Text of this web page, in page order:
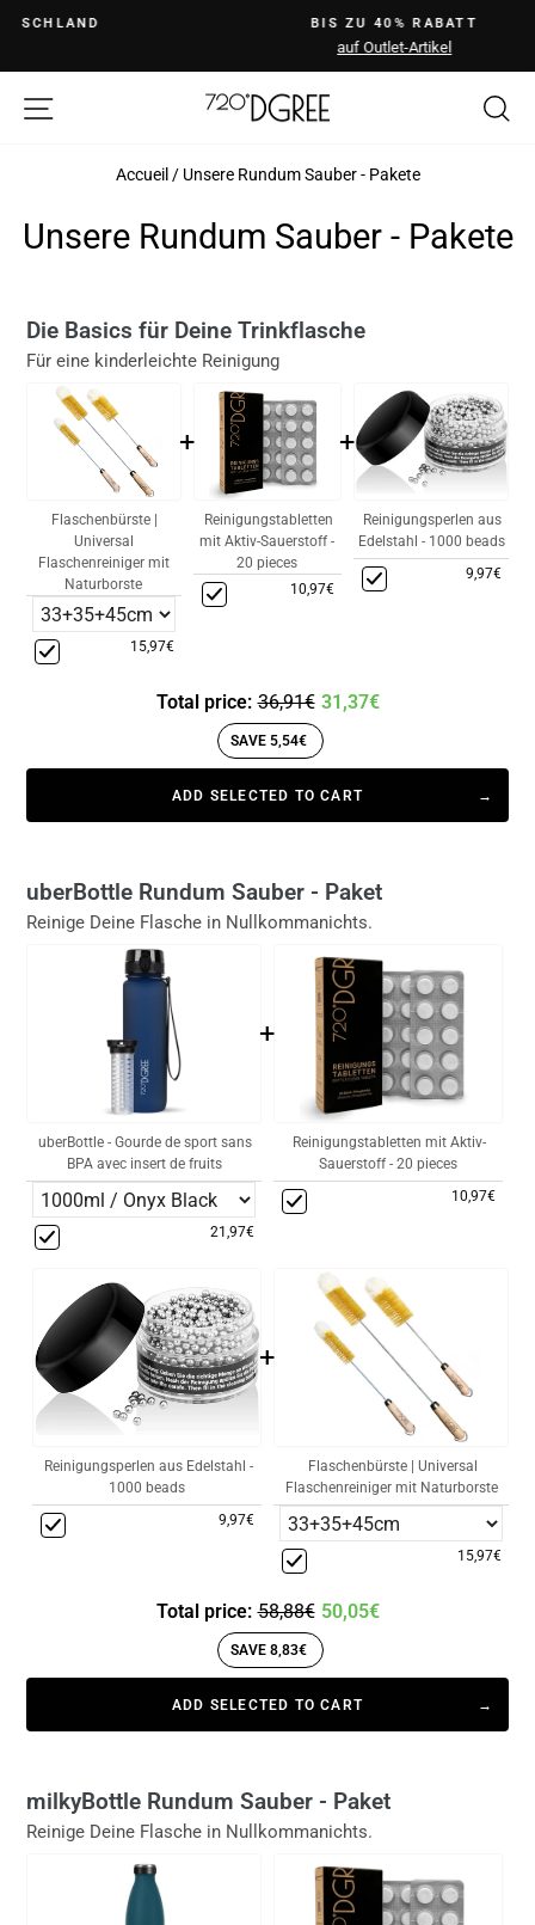
Passer
contenu
Diaporama
BIS ZU 40% RABATT
Accueil / Unsere Rundum Sauber - Pakete
Unsere Rundum Sauber - Pakete
Die Basics für Deine Trinkflasche
Für eine kinderleichte Reinigung
Flaschenbürste |
Universal
Flaschenreiniger mit
Naturborste
15,97€
+
Reinigungstabletten
mit Aktiv-Sauerstoff -
20 pieces
10,97€
+
Reinigungsperlen aus
Edelstahl - 1000 beads
9,97€
Total price: 36,91€ 31,37€
SAVE 5,54€
ADD SELECTED TO CART
uberBottle Rundum Sauber - Paket
Reinige Deine Flasche in Nullkommanichts.
uberBottle - Gourde de sport sans
BPA avec insert de fruits
21,97€
+
Reinigungstabletten mit Aktiv-
Sauerstoff - 20 pieces
10,97€
Reinigungsperlen aus Edelstahl -
1000 beads
9,97€
+
Flaschenbürste | Universal
Flaschenreiniger mit Naturborste
15,97€
Total price: 58,88€ 50,05€
SAVE 8,83€
ADD SELECTED TO CART
milkyBottle Rundum Sauber - Paket
Reinige Deine Flasche in Nullkommanichts.
{{currency}}{{discount}} discount
View Cart